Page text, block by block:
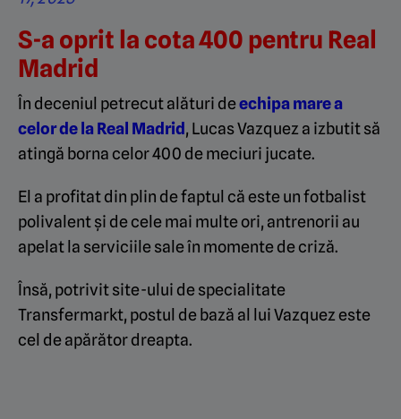
S-a oprit la cota 400 pentru Real
Madrid
În deceniul petrecut alături deechipa mare a
celor de la Real Madrid, Lucas Vazquez a izbutit să
atingă borna celor 400 de meciuri jucate.
El a profitat din plin de faptul că este un fotbalist
polivalent și de cele mai multe ori, antrenorii au
apelat la serviciile sale în momente de criză.
Însă, potrivit site-ului de specialitate
Transfermarkt, postul de bază al lui Vazquez este
cel de apărător dreapta.